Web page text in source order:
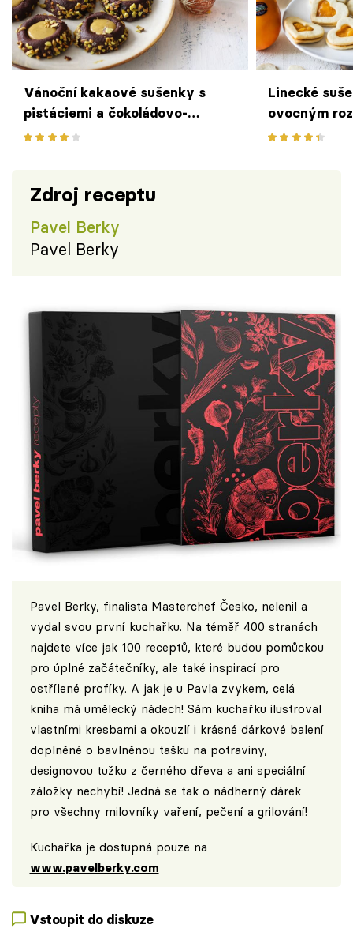
Vánoční kakaové sušenky s
pistáciemi a čokoládovo-
pistáciovou náplní
Linecké
ovocným
Zdroj receptu
Pavel Berky
Pavel Berky
Pavel Berky, finalista Masterchef Česko, nelenil a
vydal svou první kuchařku. Na téměř 400 stranách
najdete více jak 100 receptů, které budou pomůckou
pro úplné začátečníky, ale také inspirací pro
ostřílené profíky. A jak je u Pavla zvykem, celá
kniha má umělecký nádech! Sám kuchařku ilustroval
vlastními kresbami a okouzlí i krásné dárkové balení
doplněné o bavlněnou tašku na potraviny,
designovou tužku z černého dřeva a ani speciální
záložky nechybí! Jedná se tak o nádherný dárek
pro všechny milovníky vaření, pečení a grilování!
Kuchařka je dostupná pouze na
www.pavelberky.com
Vstoupit do diskuze